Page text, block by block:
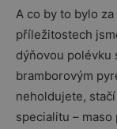
A co by to bylo
příležitostech
dýňovou polévku
bramborovým
neholdujete,
specialitu –